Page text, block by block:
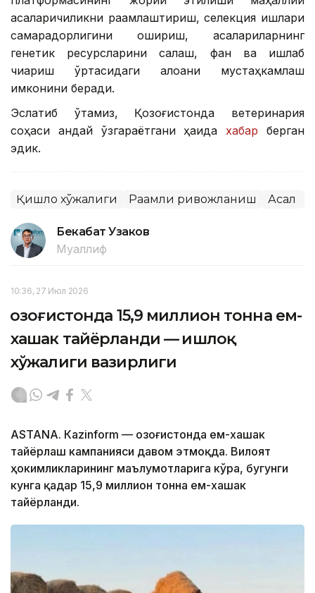
асаларичиликни рақамлаштириш, селекция ишлари
самарадорлигини ошириш, асалариларнинг
генетик ресурсларини сақлаш, фан ва ишлаб
чиқариш ўртасидаги алоқани мустаҳкамлаш
имконини беради.
Эслатиб ўтамиз, Қозоғистонда ветеринария
соҳаси қандай ўзгараётгани ҳақидахабар берган
эдик.
Қишлоқ хўжалиги Рақамли ривожланиш Асал
Бекабат Узаков
Муаллиф
10:36, 27 Июл 2026
Қозоғистонда 15,9 миллион тонна ем-
хашак тайёрланди — Қишлоқ
хўжалиги вазирлиги
ASTANА. Кazinform — Қозоғистонда ем-хашак
тайёрлаш кампанияси давом этмоқда. Вилоят
ҳокимликларининг маълумотларига кўра, бугунги
кунга қадар 15,9 миллион тонна ем-хашак
тайёрланди.